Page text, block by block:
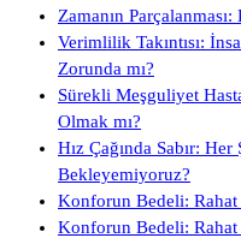
Zamanın
Verimlilik Takıntısı:
Zorunda mı?
Sürekli Meşguliyet
Olmak mı?
Hız Çağında Sabır:
Bekleyemiyoruz?
Konforun Bedeli: Rahat
Konforun Bedeli: Rahat